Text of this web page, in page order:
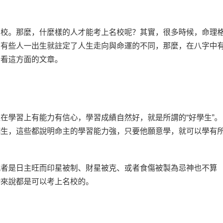
。那麼，什麼樣的人才能考上名校呢？其實，很多時候，命理
些人一出生就註定了人生走向與命運的不同，那麼，在八字中
這方面的文章。
習上有能力有信心，學習成績自然好，就是所謂的“好學生”。
，這些都說明命主的學習能力強，只要他願意學，就可以學有
是日主旺而印星被制、財星被克、或者食傷被製為忌神也不算
說都是可以考上名校的。